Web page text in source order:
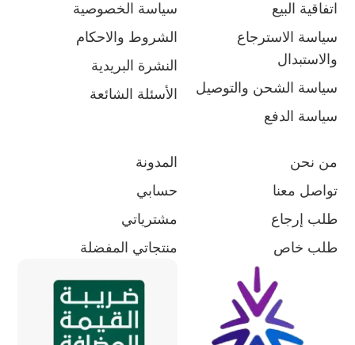
اتفاقية البيع
سياسة الاسترجاع
والاستبدال
سياسة الشحن والتوصيل
سياسة الدفع
سياسة الخصوصية
الشروط والاحكام
النشرة البريدية
الأسئلة الشائعة
من نحن
تواصل معنا
طلب إرجاع
طلب خاص
المدونة
حسابي
مشترياتي
منتجاتي المفضلة